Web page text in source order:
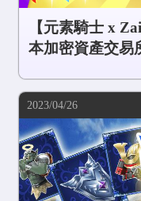
【元素騎士 x
本加密資產交易
2023/04/26